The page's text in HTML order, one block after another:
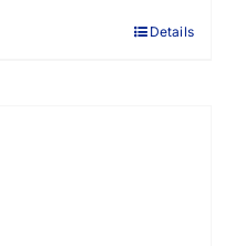
Details